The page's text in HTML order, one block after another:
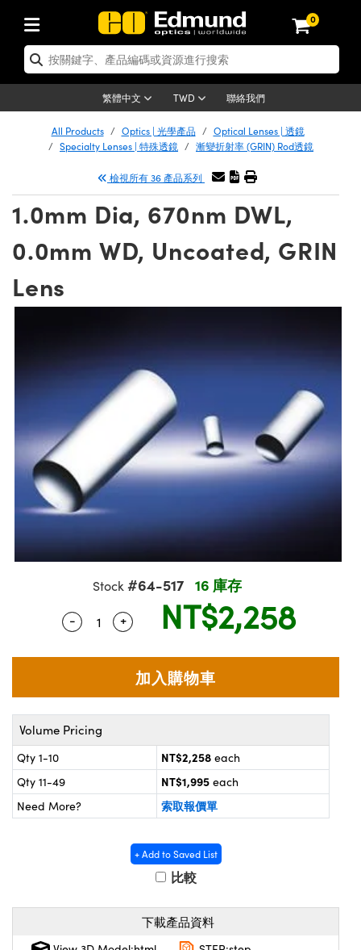
0
繁體中文 TWD 聯絡我們
片
| SCHOTT 光學元件
學產品
學
Coated Optics | IBS（離子束濺鍍）鍍膜光學元件
(DOE) | 繞射光學元件
射光學
| 雷射光學元件組装
體和隔離器
偏光片
| 光機組件
學籠式系統
統
| 光學平臺和麵包板
| 平臺和滑塊
微鏡
物鏡
物鏡
鏡照明
顯微鏡系統
鏡濾光片
| 刻劃板或鏡臺測微尺
顯微鏡用結構件
| 中繼鏡或耦合鏡
| 袖珍顯微鏡或直讀式顯微鏡
Electronics | 雷射量測和電子產品
件
| 成像鏡頭
Lenses
Environments
| 成像鏡頭配件
| Gigabit乙太網相機
| Teledyne Dalsa 相機
相機
| Lucid Vision 相機
Optomechanics | 相機配件
| 高速接口相機
機
統
| 照明
試板
變測試版
| 色卡測試板
| 測試與監測
| 機器視覺方案
| 主動光學元件
| 實驗室和生產線
| 零件夾持用品
膠
| Acktar 黑色吸光材料
| UV固化設備
新品專區
相機
| 清倉實驗室和生產線用品
| 重新認證產品
| 重新認證光機組件
重新認證顯微鏡
重新認證照明
| 重新認證實驗室和生產線用品
All Products Optics | 光學產品
Optical Lenses | 透鏡
Specialty Lenses | 特殊透鏡
漸變折射率 (GRIN) Rod透鏡
檢視所有 36 產品系列
1.0mm Dia, 670nm DWL,
0.0mm WD, Uncoated, GRIN
Lens
Stock #64-517 16 庫存
Quantity Selector
- Use the plus and minus buttons to
+ NT$2,258
Volume Pricing
Qty 1-10 NT$2,258 each
Qty 11-49
NT$1,995 each
Need More?
索取報價單
+ Add to Saved List
比較
下載產品資料